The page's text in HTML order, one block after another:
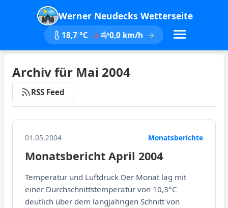
Werner Neudecks Wetterseite
18,7 °C 0,0 km/h
Archiv für Mai 2004
RSS Feed
01.05.2004 Monatsberichte
Monatsbericht April 2004
Temperatur und Luftdruck Der Monat lag mit
einer Durchschnittstemperatur von 10,3°C
deutlich über dem langjährigen Schnitt von